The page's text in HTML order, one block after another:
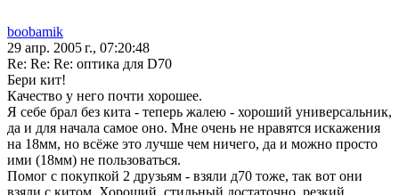
boobamik
29 апр. 2005 г., 07:20:48
Re: Re: Re: оптика для D70
Бери кит!
Качество у него почти хорошее.
Я себе брал без кита - теперь жалею - хороший универсальник,
да и для начала самое оно. Мне очень не нравятся искажения
на 18мм, но всёже это лучше чем ничего, да и можно просто
ими (18мм) не пользоваться.
Помог с покупкой 2 друзьям - взяли д70 тоже, так вот они